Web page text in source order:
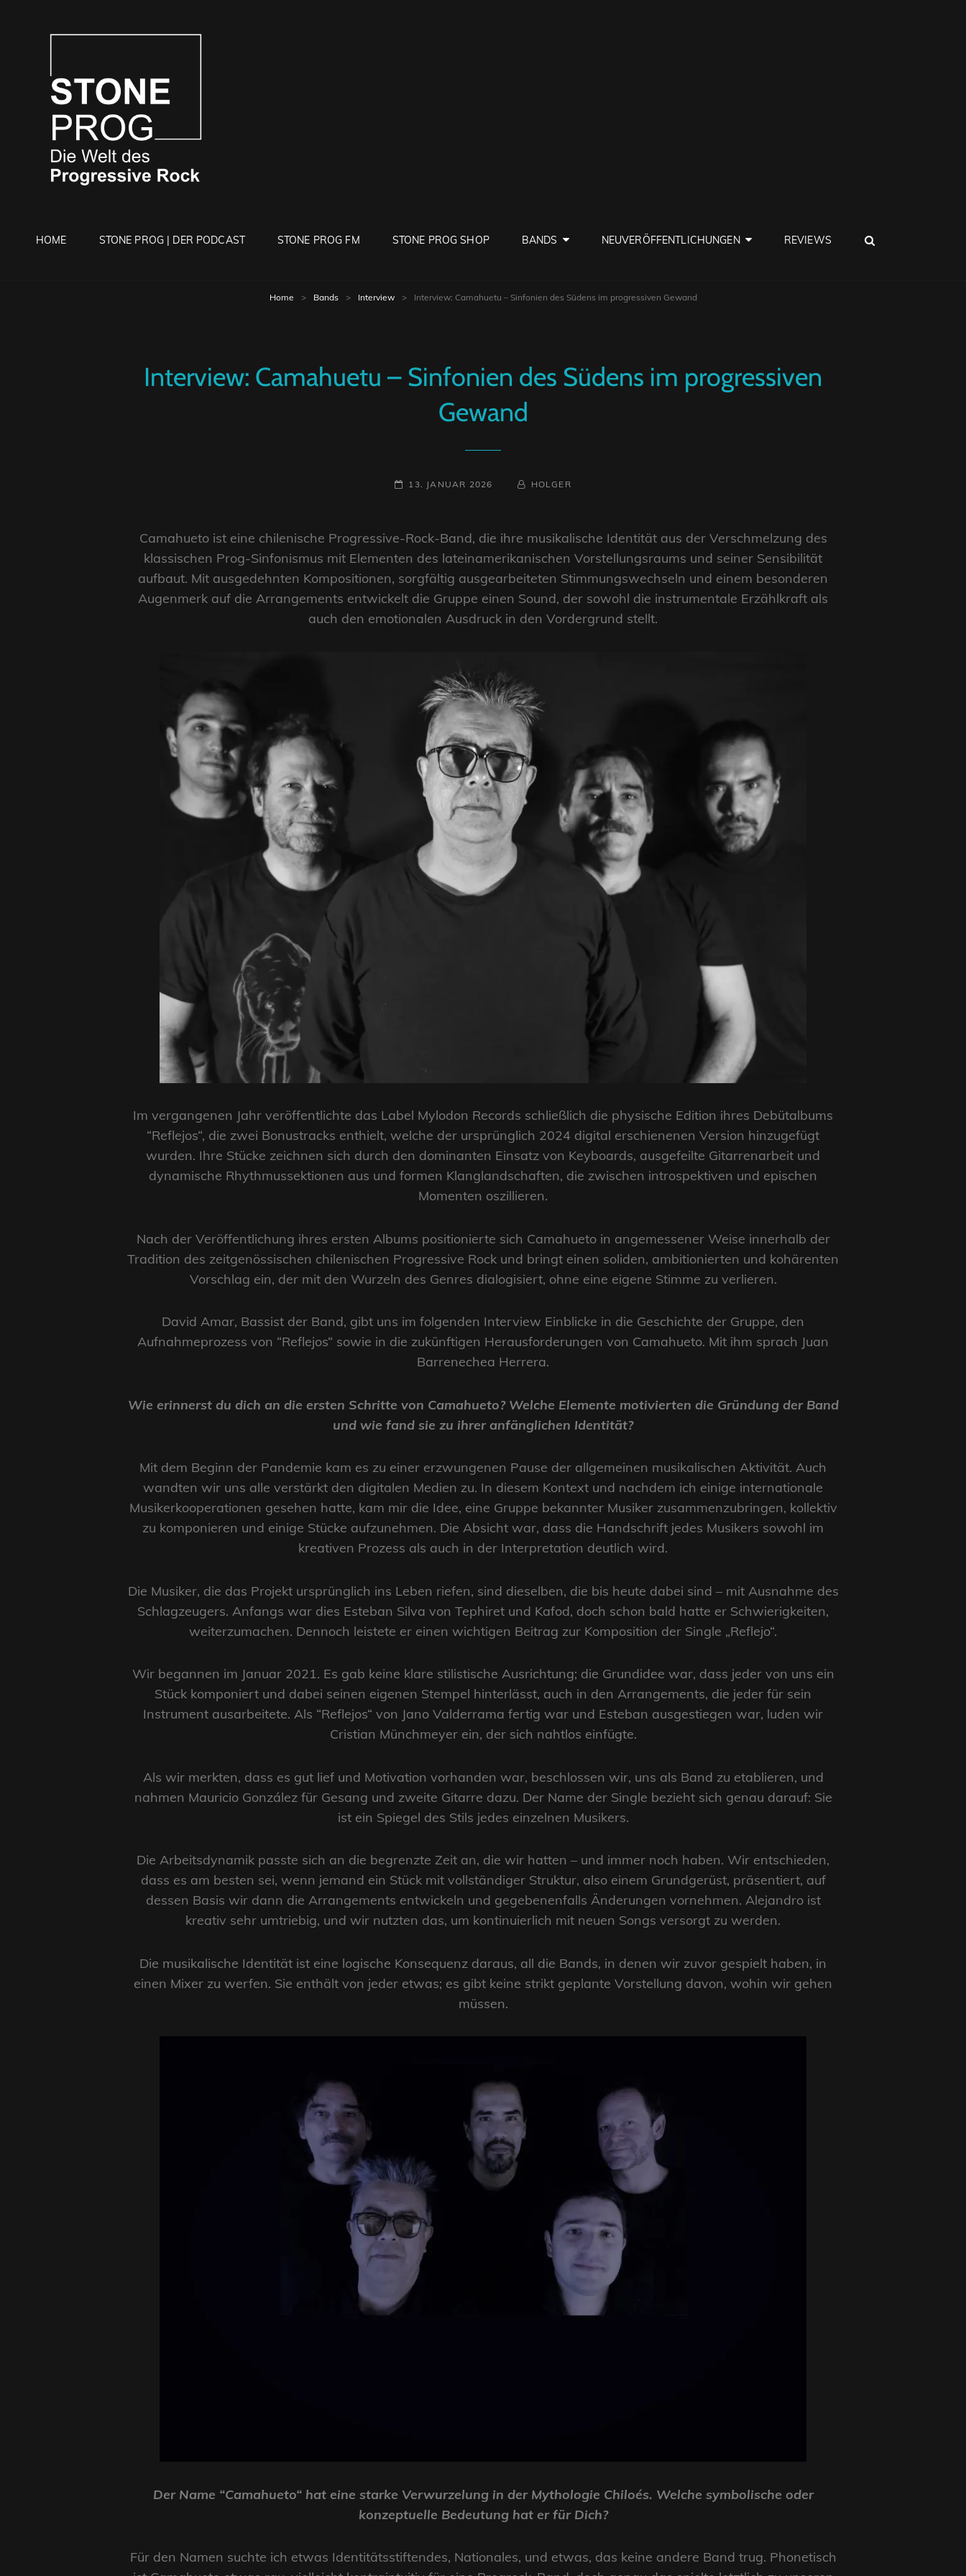
HOME STONE PROG | DER PODCAST STONE PROG FM STONE PROG SHOP BANDS NEUVERÖFFENTLICHUNGEN REVIEWS
Home > Bands > Interview > Interview: Camahuetu – Sinfonien des Südens im progressiven Gewand
Interview: Camahuetu – Sinfonien des Südens im progressiven
Gewand
POSTED-
13. JANUAR 2026
BY
BYLINE
HOLGER
Camahueto ist eine chilenische Progressive-Rock-Band, die ihre musikalische Identität aus der Verschmelzung des
klassischen Prog-Sinfonismus mit Elementen des lateinamerikanischen Vorstellungsraums und seiner Sensibilität
aufbaut. Mit ausgedehnten Kompositionen, sorgfältig ausgearbeiteten Stimmungswechseln und einem besonderen
Augenmerk auf die Arrangements entwickelt die Gruppe einen Sound, der sowohl die instrumentale Erzählkraft als
auch den emotionalen Ausdruck in den Vordergrund stellt.
Im vergangenen Jahr veröffentlichte das Label Mylodon Records schließlich die physische Edition ihres Debütalbums
“Reflejos“, die zwei Bonustracks enthielt, welche der ursprünglich 2024 digital erschienenen Version hinzugefügt
wurden. Ihre Stücke zeichnen sich durch den dominanten Einsatz von Keyboards, ausgefeilte Gitarrenarbeit und
dynamische Rhythmussektionen aus und formen Klanglandschaften, die zwischen introspektiven und epischen
Momenten oszillieren.
Nach der Veröffentlichung ihres ersten Albums positionierte sich Camahueto in angemessener Weise innerhalb der
Tradition des zeitgenössischen chilenischen Progressive Rock und bringt einen soliden, ambitionierten und kohärenten
Vorschlag ein, der mit den Wurzeln des Genres dialogisiert, ohne eine eigene Stimme zu verlieren.
David Amar, Bassist der Band, gibt uns im folgenden Interview Einblicke in die Geschichte der Gruppe, den
Aufnahmeprozess von “Reflejos“ sowie in die zukünftigen Herausforderungen von Camahueto. Mit ihm sprach Juan
Barrenechea Herrera.
Wie erinnerst du dich an die ersten Schritte von Camahueto? Welche Elemente motivierten die Gründung der Band
und wie fand sie zu ihrer anfänglichen Identität?
Mit dem Beginn der Pandemie kam es zu einer erzwungenen Pause der allgemeinen musikalischen Aktivität. Auch
wandten wir uns alle verstärkt den digitalen Medien zu. In diesem Kontext und nachdem ich einige internationale
Musikerkooperationen gesehen hatte, kam mir die Idee, eine Gruppe bekannter Musiker zusammenzubringen, kollektiv
zu komponieren und einige Stücke aufzunehmen. Die Absicht war, dass die Handschrift jedes Musikers sowohl im
kreativen Prozess als auch in der Interpretation deutlich wird.
Die Musiker, die das Projekt ursprünglich ins Leben riefen, sind dieselben, die bis heute dabei sind – mit Ausnahme des
Schlagzeugers. Anfangs war dies Esteban Silva von Tephiret und Kafod, doch schon bald hatte er Schwierigkeiten,
weiterzumachen. Dennoch leistete er einen wichtigen Beitrag zur Komposition der Single „Reflejo“.
Wir begannen im Januar 2021. Es gab keine klare stilistische Ausrichtung; die Grundidee war, dass jeder von uns ein
Stück komponiert und dabei seinen eigenen Stempel hinterlässt, auch in den Arrangements, die jeder für sein
Instrument ausarbeitete. Als “Reflejos“ von Jano Valderrama fertig war und Esteban ausgestiegen war, luden wir
Cristian Münchmeyer ein, der sich nahtlos einfügte.
Als wir merkten, dass es gut lief und Motivation vorhanden war, beschlossen wir, uns als Band zu etablieren, und
nahmen Mauricio González für Gesang und zweite Gitarre dazu. Der Name der Single bezieht sich genau darauf: Sie
ist ein Spiegel des Stils jedes einzelnen Musikers.
Die Arbeitsdynamik passte sich an die begrenzte Zeit an, die wir hatten – und immer noch haben. Wir entschieden,
dass es am besten sei, wenn jemand ein Stück mit vollständiger Struktur, also einem Grundgerüst, präsentiert, auf
dessen Basis wir dann die Arrangements entwickeln und gegebenenfalls Änderungen vornehmen. Alejandro ist
kreativ sehr umtriebig, und wir nutzten das, um kontinuierlich mit neuen Songs versorgt zu werden.
Die musikalische Identität ist eine logische Konsequenz daraus, all die Bands, in denen wir zuvor gespielt haben, in
einen Mixer zu werfen. Sie enthält von jeder etwas; es gibt keine strikt geplante Vorstellung davon, wohin wir gehen
müssen.
Der Name “Camahueto“ hat eine starke Verwurzelung in der Mythologie Chiloés. Welche symbolische oder
konzeptuelle Bedeutung hat er für Dich?
Für den Namen suchte ich etwas Identitätsstiftendes, Nationales, und etwas, das keine andere Band trug. Phonetisch